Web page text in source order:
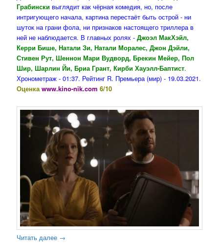
Грабински выглядит как чёрная комедия, но, после
интригующего начала, картина перестаёт быть острой - ни
шуток на грани фола, ни признаков настоящего триллера в
ней не наблюдается. В главных ролях - Джоэл МакХэйл,
Керри Бише, Натали Зи, Натали Моралес, Джон Дэйли,
Стивен Рут, Шеннон Мари Вудворд, Брекин Мейер, Пол
Шир, Шарлин Йи, Бриа Грант, Кирби Хауэлл-Баптист.
Хронометраж - 01:37. Рейтинг R. Премьера (мир) - 19.03.2021.
Оценкаwww.kino-nik.com 6/10
Читать далее →